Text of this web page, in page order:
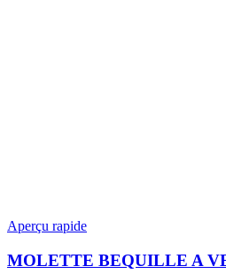
Aperçu rapide
MOLETTE BEQUILLE A